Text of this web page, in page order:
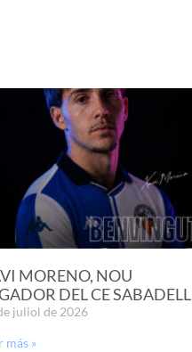
MORENO, NOU
DEL CE SABADELL
juliol de 2026
más »